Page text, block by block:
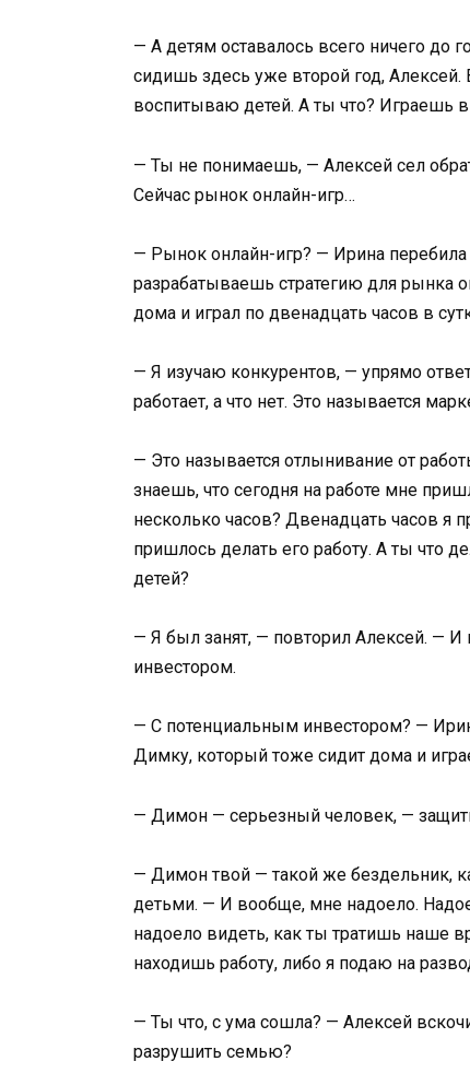
— А детям оставалось всего ничего до
сидишь здесь уже второй год, Алексей.
воспитываю детей. А ты что? Играешь
— Ты не понимаешь, — Алексей сел
Сейчас рынок онлайн-игр…
— Рынок онлайн-игр? — Ирина перебила
разрабатываешь стратегию для рынка
дома и играл по двенадцать часов в
— Я изучаю конкурентов, — упрямо
работает, а что нет. Это называется
— Это называется отлынивание от
знаешь, что сегодня на работе мне
несколько часов? Двенадцать часов я
пришлось делать его работу. А ты что
детей?
— Я был занят, — повторил Алексей. — И
инвестором.
— С потенциальным инвестором? —
Димку, который тоже сидит дома и
— Димон — серьезный человек, —
— Димон твой — такой же бездельник,
детьми. — И вообще, мне надоело.
надоело видеть, как ты тратишь наше
находишь работу, либо я подаю на
— Ты что, с ума сошла? — Алексей
разрушить семью?